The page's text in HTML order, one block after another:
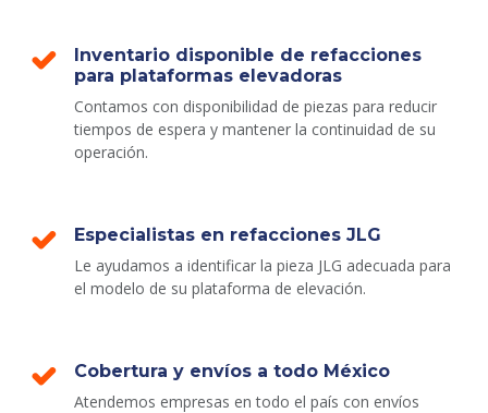
Inventario disponible de refacciones
para plataformas elevadoras
Contamos con disponibilidad de piezas para reducir
tiempos de espera y mantener la continuidad de su
operación.
Especialistas en refacciones JLG
Le ayudamos a identificar la pieza JLG adecuada para
el modelo de su plataforma de elevación.
Cobertura y envíos a todo México
Atendemos empresas en todo el país con envíos